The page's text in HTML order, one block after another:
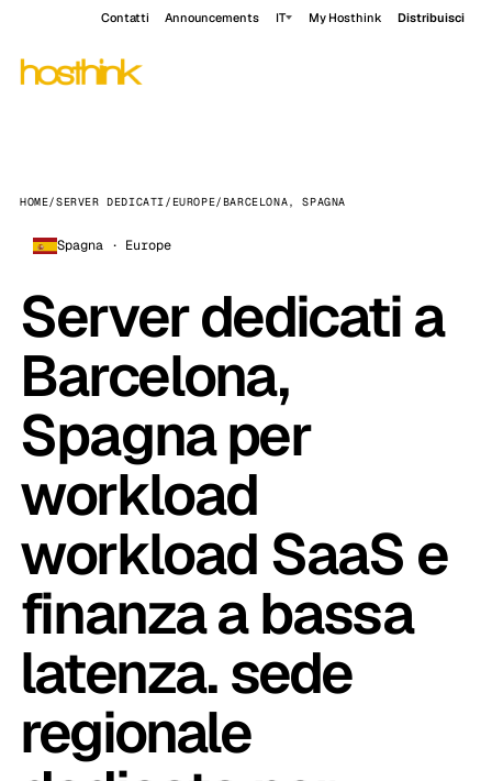
Contatti Announcements IT My Hosthink Distribuisci
HOME/SERVER DEDICATI/EUROPE/BARCELONA, SPAGNA
Spagna · Europe
Server dedicati a
Barcelona,
Spagna per
workload
workload SaaS e
finanza a bassa
latenza. sede
regionale